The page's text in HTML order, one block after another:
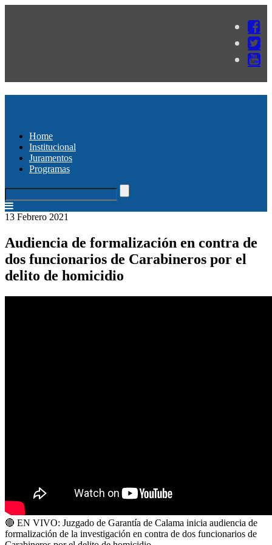
Home
Institucional
Juramentos
Programas
13 Febrero 2021
Audiencia de formalización en contra de
dos funcionarios de Carabineros por el
delito de homicidio
🔴 EN VIVO: Juzgado de Garantía de Calama inicia audiencia de
formalización de la investigación en contra de dos funcionarios de